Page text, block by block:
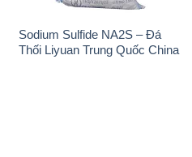
Sodium Sulfide NA2S – Đá
Thối Liyuan Trung Quốc China